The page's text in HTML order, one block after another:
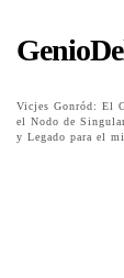
Vicjes Gonród: El
el Nodo de
y Legado para el